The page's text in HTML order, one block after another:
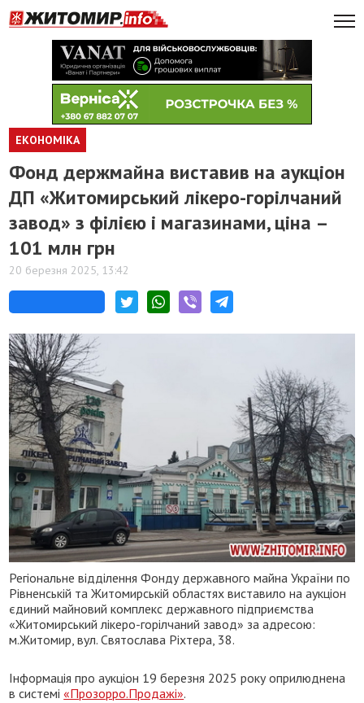
ЕКОНОМІКА
Фонд держмайна виставив на аукціон
ДП «Житомирський лікеро-горілчаний
завод» з філією і магазинами, ціна –
101 млн грн
20 березня 2025, 13:42
Регіональне відділення Фонду державного майна України по
Рівненській та Житомирській областях виставило на аукціон
єдиний майновий комплекс державного підприємства
«Житомирський лікеро-горілчаний завод» за адресою:
м.Житомир, вул. Святослава Ріхтера, 38.
Інформація про аукціон 19 березня 2025 року оприлюднена
в системі«Прозорро.Продажі».